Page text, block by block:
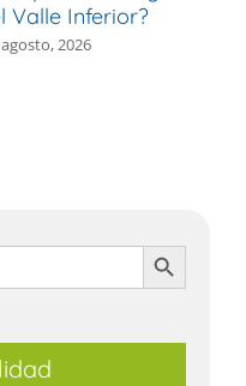
Valle Inferior?
2026
Botón de búsqueda